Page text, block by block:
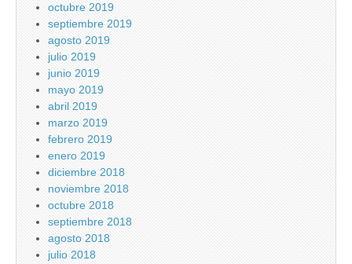
octubre 2019
septiembre 2019
agosto 2019
julio 2019
junio 2019
mayo 2019
abril 2019
marzo 2019
febrero 2019
enero 2019
diciembre 2018
noviembre 2018
octubre 2018
septiembre 2018
agosto 2018
julio 2018